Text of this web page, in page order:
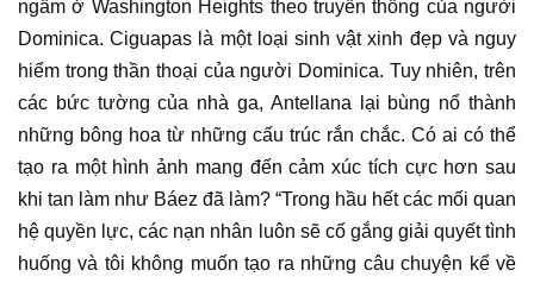
ngầm ở Washington Heights theo truyền thống của người
Dominica. Ciguapas là một loại sinh vật xinh đẹp và nguy
hiểm trong thần thoại của người Dominica. Tuy nhiên, trên
các bức tường của nhà ga, Antellana lại bùng nổ thành
những bông hoa từ những cấu trúc rắn chắc. Có ai có thể
tạo ra một hình ảnh mang đến cảm xúc tích cực hơn sau
khi tan làm như Báez đã làm? “Trong hầu hết các mối quan
hệ quyền lực, các nạn nhân luôn sẽ cố gắng giải quyết tình
huống và tôi không muốn tạo ra những câu chuyện kể về